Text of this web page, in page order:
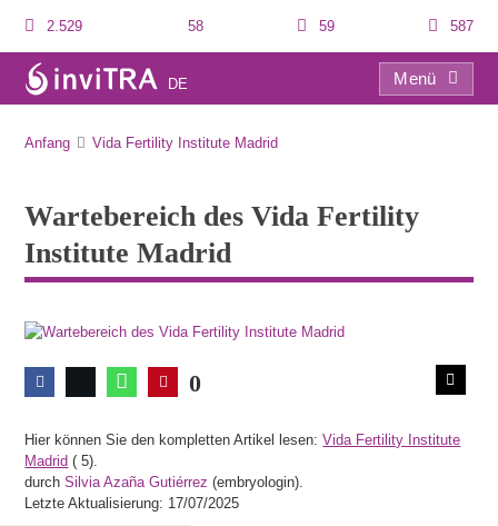
2.529 58 59 587
DE
Menü
Anfang Vida Fertility Institute Madrid
Wartebereich des Vida Fertility
Institute Madrid
0
Hier können Sie den kompletten Artikel lesen:Vida Fertility Institute
Madrid ( 5).
durchSilvia Azaña Gutiérrez (embryologin).
Letzte Aktualisierung: 17/07/2025